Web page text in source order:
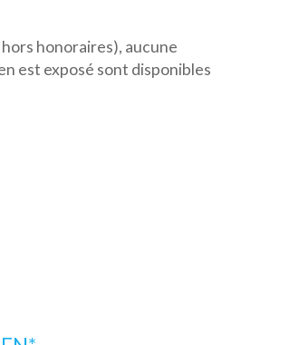
honoraires), aucune
est exposé sont disponibles